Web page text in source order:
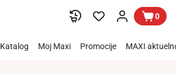
0
Katalog Moj Maxi Promocije MAXI